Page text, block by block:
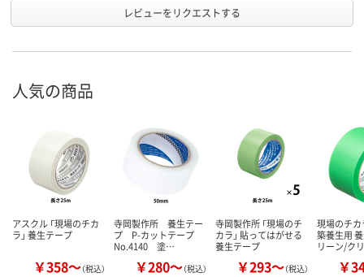
レビューをリクエストする
人気の商品
アスクル 「現場のチカ
ラ」 養生テープ
￥358～（税込）
寺岡製作所 養生テー
プ P-カットテープ
No.4140 塗…
￥280～（税込）
寺岡製作所 「現場のチ
カラ」 貼ってはがせる
養生テープ
￥293～（税込）
現場のチカ
築養生用
リーン/ク
￥